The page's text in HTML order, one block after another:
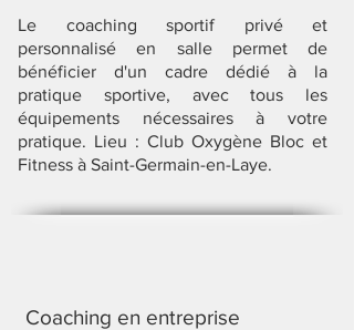
Le coaching sportif privé et
personnalisé en salle permet de
bénéficier d'un cadre dédié à la
pratique sportive, avec tous les
équipements nécessaires à votre
pratique. Lieu : Club Oxygène Bloc et
Fitness à Saint-Germain-en-Laye.
Coaching en entreprise